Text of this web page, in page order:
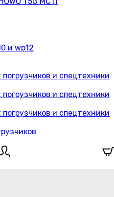
и wp12
и спецтехники
и спецтехники
и спецтехники